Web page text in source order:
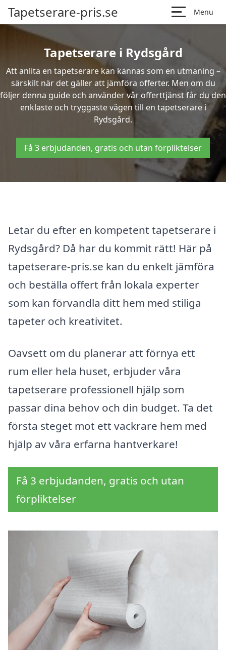
Tapetserare-pris.se Menu
Tapetserare i Rydsgård
Att anlita en tapetserare kan kännas som en utmaning –
särskilt när det gäller att jämföra offerter. Men om du
följer denna guide och använder vår offerttjänst får du den
enklaste och tryggaste vägen till en tapetserare i
Rydsgård.
Få 3 erbjudanden, gratis och utan förpliktelser
Letar du efter en kompetent tapetserare i
Rydsgård? Då har du kommit rätt! Här på
tapetserare-pris.se kan du enkelt jämföra
och beställa offert från lokala experter
som kan förvandla ditt hem med stiliga
tapeter och kreativitet.
Oavsett om du planerar att förnya ett
rum eller hela huset, erbjuder våra
tapetserare professionell hjälp som
passar dina behov och din budget. Ta det
första steget mot ett vackrare hem med
hjälp av våra erfarna hantverkare!
Få 3 erbjudanden, gratis och utan
förpliktelser